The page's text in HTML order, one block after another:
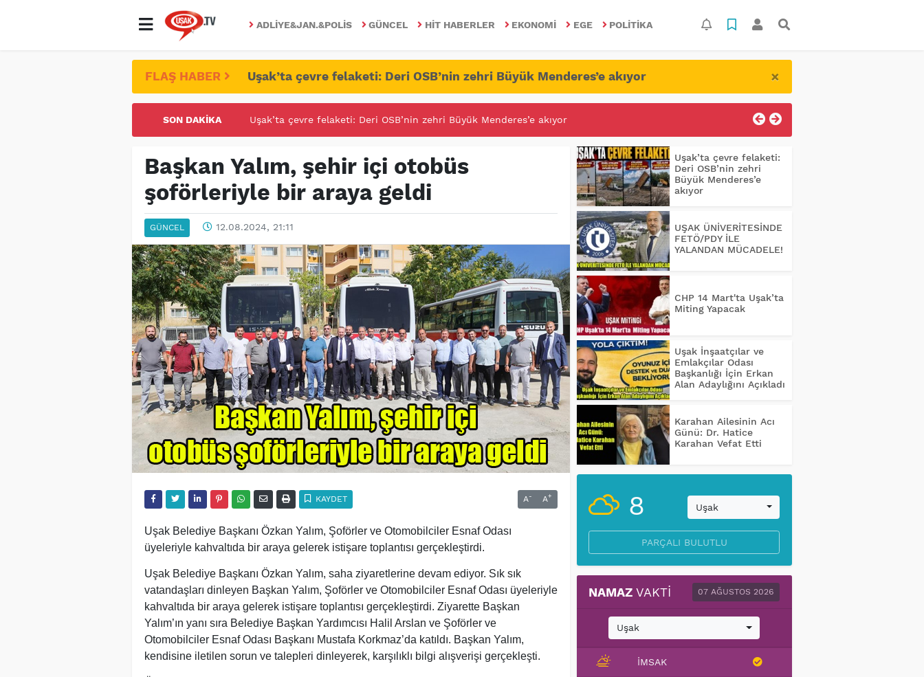
ADLIYE&JAN.&POLIS GÜNCEL HIT HABERLER EKONOMI EGE POLITIKA
FLAŞ HABER Uşak’ta çevre felaketi: Deri OSB’nin zehri Büyük Menderes’e akıyor ×
SON DAKIKA UŞAK ÜNİVERİTESİNDE FETÖ/PDY İLE YALANDAN MÜCADELE!
Başkan Yalım, şehir içi otobüs
şoförleriyle bir araya geldi
GÜNCEL 12.08.2024, 21:11
KAYDET A- A+
Uşak Belediye Başkanı Özkan Yalım, Şoförler ve Otomobilciler Esnaf Odası
üyeleriyle kahvaltıda bir araya gelerek istişare toplantısı gerçekleştirdi.
Uşak Belediye Başkanı Özkan Yalım, saha ziyaretlerine devam ediyor. Sık sık
vatandaşları dinleyen Başkan Yalım, Şoförler ve Otomobilciler Esnaf Odası üyeleriyle
kahvaltıda bir araya gelerek istişare toplantısı gerçekleştirdi. Ziyarette Başkan
Yalım’ın yanı sıra Belediye Başkan Yardımcısı Halil Arslan ve Şoförler ve
Otomobilciler Esnaf Odası Başkanı Mustafa Korkmaz’da katıldı. Başkan Yalım,
kendisine iletilen sorun ve talepleri dinleyerek, karşılıklı bilgi alışverişi gerçekleşti.
Uşak’ta çevre felaketi:
Deri OSB’nin zehri
Büyük Menderes’e
akıyor
UŞAK ÜNİVERİTESİNDE
FETÖ/PDY İLE
YALANDAN MÜCADELE!
CHP 14 Mart'ta Uşak’ta
Miting Yapacak
Uşak İnşaatçılar ve
Emlakçılar Odası
Başkanlığı İçin Erkan
Alan Adaylığını Açıkladı
Karahan Ailesinin Acı
Günü: Dr. Hatice
Karahan Vefat Etti
8 Uşak
PARÇALI BULUTLU
NAMAZ VAKTI 07 AĞUSTOS 2026
Uşak
İMSAK